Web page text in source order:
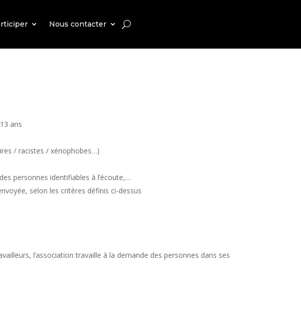
Nous contacter
ans
/ racistes / xénophobes…)
personnes identifiables à l’écoute,…
selon les critères définis ci-dessus
l’association travaille à la demande des personnes dans ses